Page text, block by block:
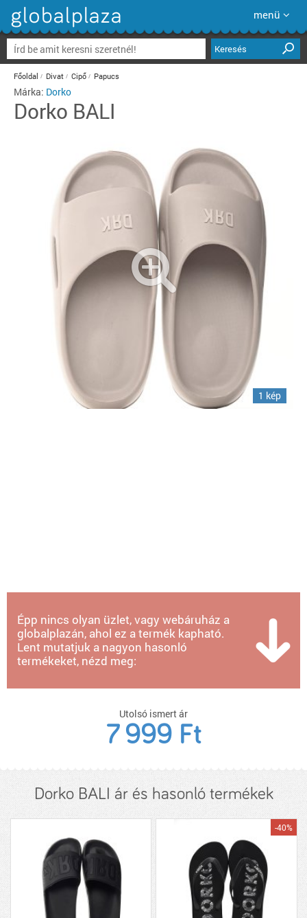
menü
Keresés
Főoldal Divat Cipő Papucs
Márka: Dorko
Dorko BALI
1 kép
Épp nincs olyan üzlet, vagy webáruház a
globalplazán, ahol ez a termék kapható.
Lent mutatjuk a nagyon hasonló
termékeket, nézd meg:
Utolsó ismert ár
7 999 Ft
Dorko BALI ár és hasonló termékek
-40%